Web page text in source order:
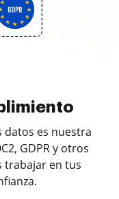
datos es nuestra
GDPR y otros
trabajar en tus